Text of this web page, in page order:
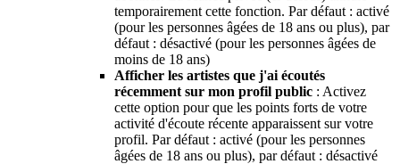
temporairement cette fonction. Par défaut : activé
(pour les personnes âgées de 18 ans ou plus), par
défaut : désactivé (pour les personnes âgées de
moins de 18 ans)
Afficher les artistes que j'ai écoutés
récemment sur mon profil public : Activez
cette option pour que les points forts de votre
activité d'écoute récente apparaissent sur votre
profil. Par défaut : activé (pour les personnes
âgées de 18 ans ou plus), par défaut : désactivé